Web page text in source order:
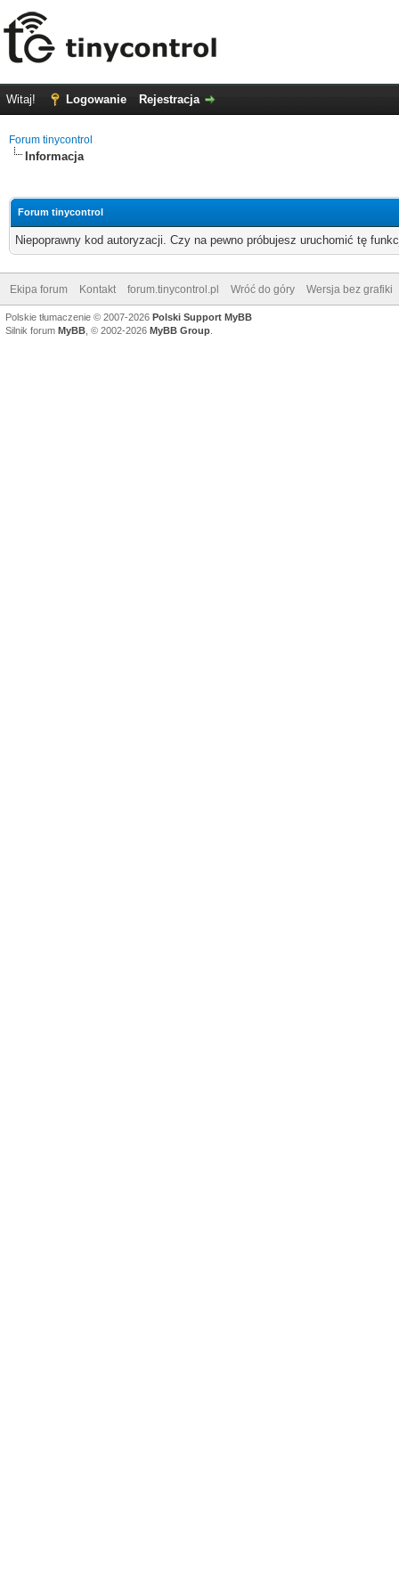
Witaj! Logowanie Rejestracja
Forum tinycontrol
Informacja
Forum tinycontrol
Niepoprawny kod autoryzacji. Czy na pewno próbujesz uruchomić tę
Ekipa forum Kontakt forum.tinycontrol.pl Wróć do góry Wersja bez grafiki
Polskie tłumaczenie © 2007-2026 Polski Support MyBB
Silnik forum MyBB , © 2002-2026 MyBB Group